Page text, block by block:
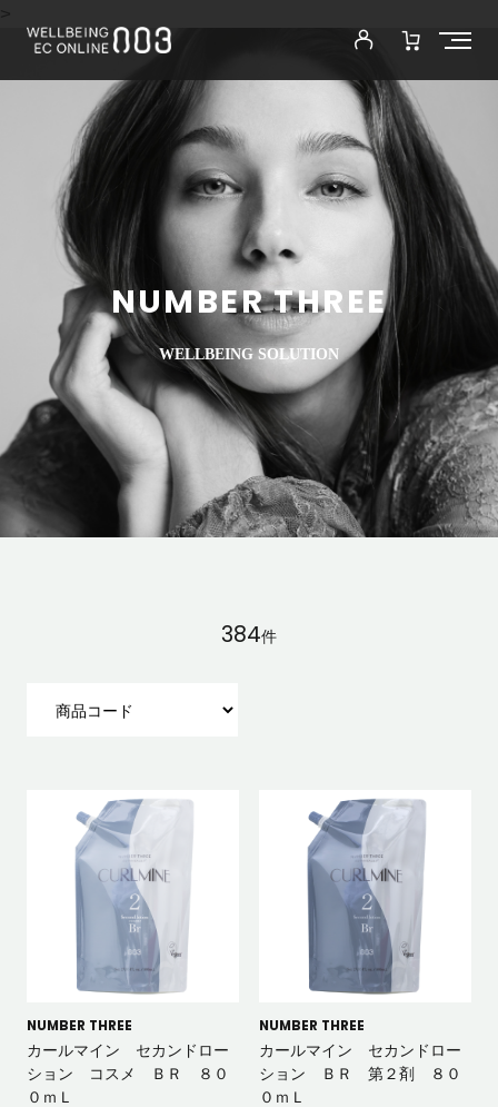
NUMBER THREE
WELLBEING SOLUTION
384件
NUMBER THREE
カールマイン セカンドロー
ション コスメ ＢＲ ８０
０ｍＬ
NUMBER THREE
カールマイン セカンドロー
ション ＢＲ 第２剤 ８０
０ｍＬ